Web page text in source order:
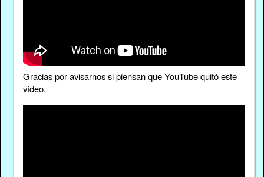
Gracias poravisarnossi piensan que YouTube quitó este
vídeo.